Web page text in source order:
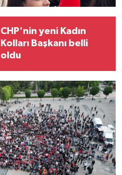
CHP'nin yeni Kadın
Kolları Başkanı belli
oldu